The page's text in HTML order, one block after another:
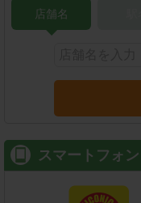
店舗名
スマートフォン